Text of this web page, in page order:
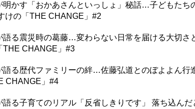
明かす「おかあさんといっしょ」秘話…子どもたち
けの「THE CHANGE」#2
語る震災時の葛藤…変わらない日常を届ける大切さ
THE CHANGE」#3
語る歴代ファミリーの絆…佐藤弘道とのぼよよん行
CHANGE」#4
語る子育てのリアル「反省しきりです」 落ち込ん